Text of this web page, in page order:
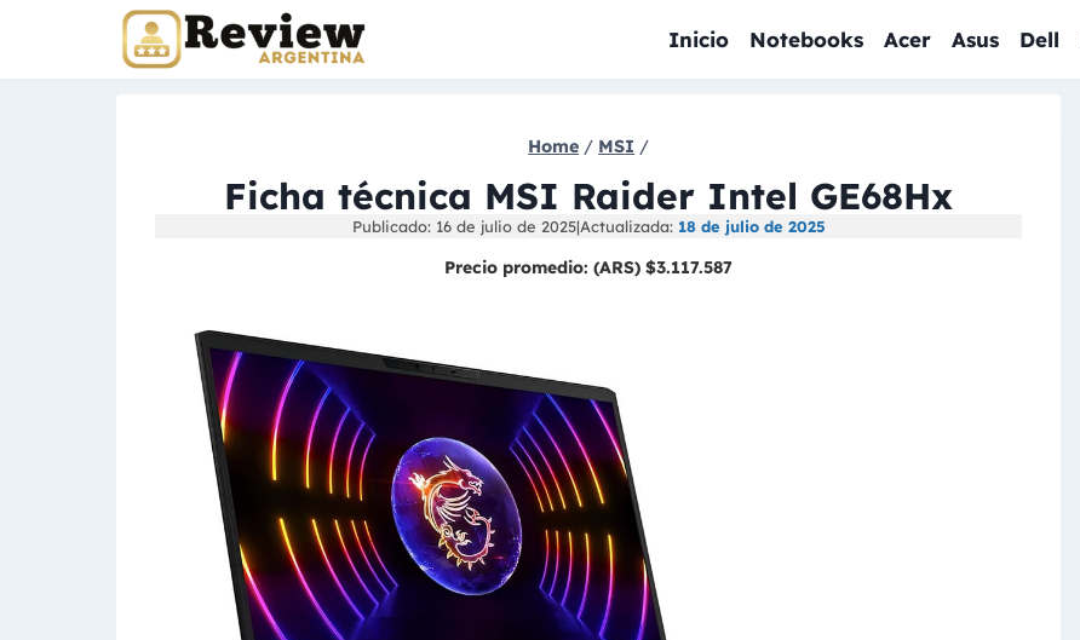
Inicio Notebooks Acer Asus Dell
Home / MSI /
Ficha técnica MSI Raider Intel GE68Hx
Publicado: 16 de julio de 2025|Actualizada: 18 de julio de 2025
Precio promedio:(ARS) $3.117.587